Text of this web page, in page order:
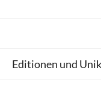
Editionen und